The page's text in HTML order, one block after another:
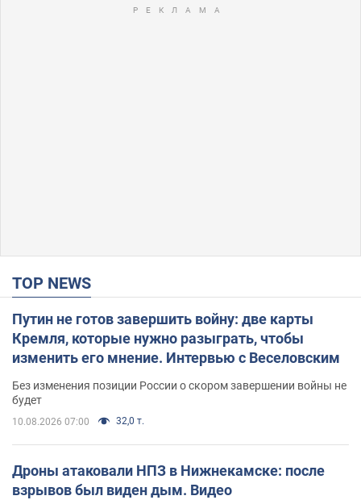
TOP NEWS
Путин не готов завершить войну: две карты
Кремля, которые нужно разыграть, чтобы
изменить его мнение. Интервью с Веселовским
Без изменения позиции России о скором завершении войны не
будет
10.08.2026 07:00 32,0 т.
Дроны атаковали НПЗ в Нижнекамске: после
взрывов был виден дым. Видео